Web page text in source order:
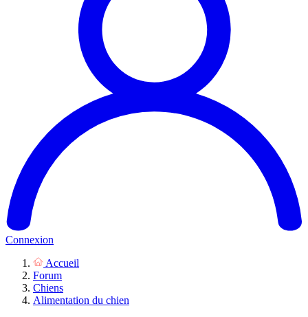
Connexion
Accueil
Forum
Chiens
Alimentation du chien